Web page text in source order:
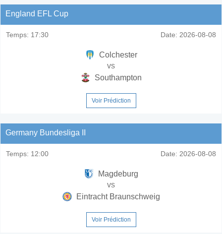
England EFL Cup
Temps: 17:30 Date: 2026-08-08
Colchester
vs
Southampton
Voir Prédiction
Germany Bundesliga II
Temps: 12:00 Date: 2026-08-08
Magdeburg
vs
Eintracht Braunschweig
Voir Prédiction